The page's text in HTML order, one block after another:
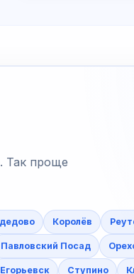
Так проще
Королёв
Павловский Посад
Егорьевск Ступино